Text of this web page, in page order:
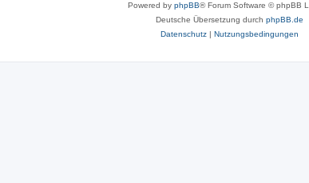
Powered by phpBB® Forum Software © phpBB
Deutsche Übersetzung durch phpBB.de
Datenschutz| Nutzungsbedingungen